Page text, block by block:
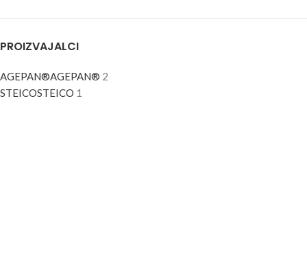
PROIZVAJALCI
AGEPAN®AGEPAN® 2
STEICOSTEICO 1